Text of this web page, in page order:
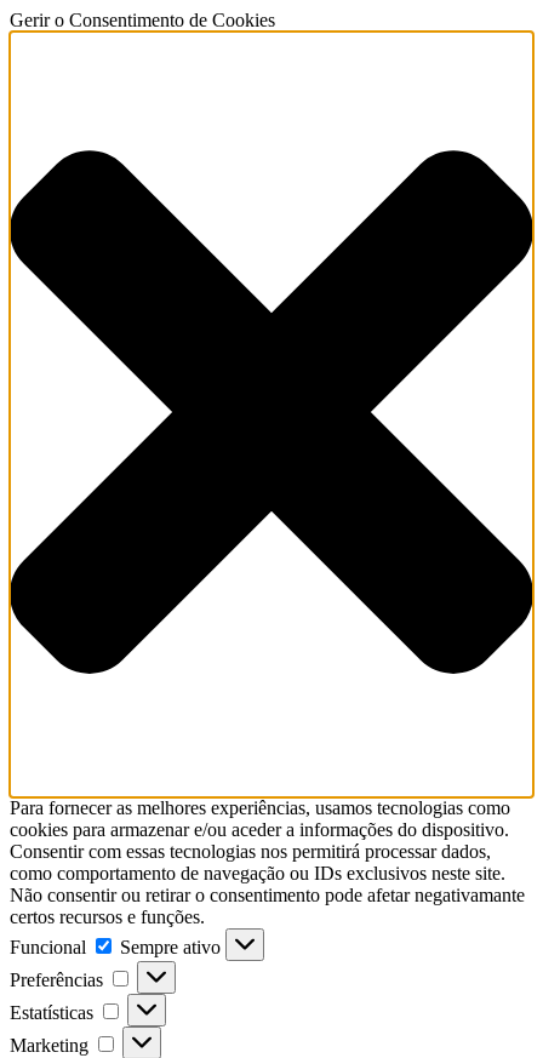
Gerir o Consentimento de Cookies
Para fornecer as melhores experiências, usamos tecnologias como
cookies para armazenar e/ou aceder a informações do dispositivo.
Consentir com essas tecnologias nos permitirá processar dados,
como comportamento de navegação ou IDs exclusivos neste site.
Não consentir ou retirar o consentimento pode afetar negativamante
certos recursos e funções.
Funcional
Funcional
Sempre ativo
Preferências
Preferências
Estatísticas Estatísticas
Marketing Marketing